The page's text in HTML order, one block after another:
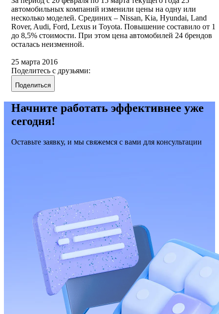
автомобильных компаний изменили цены на одну или
несколько моделей. Срединих – Nissan, Kia, Hyundai, Land
Rover, Audi, Ford, Lexus и Toyota. Повышение составило от 1
до 8,5% стоимости. При этом цена автомобилей 24 брендов
осталась неизменной.
25 марта 2016
Поделитесь с друзьями:
Поделиться
Начните работать эффективнее уже
сегодня!
Оставьте заявку, и мы свяжемся с вами для консультации